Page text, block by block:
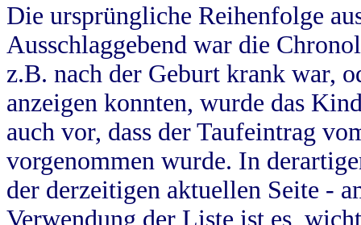
Die ursprüngliche Reihenfolge
Ausschlaggebend war die
z.B. nach der Geburt krank war,
anzeigen konnten, wurde das
auch vor, dass der Taufeintrag
vorgenommen wurde. In
der derzeitigen aktuellen Seite -
Verwendung der Liste ist es